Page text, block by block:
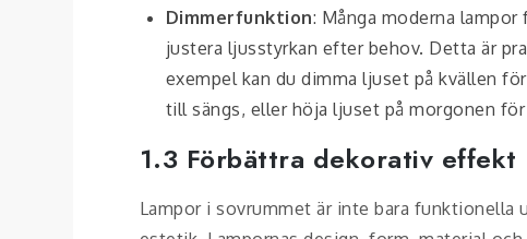
Dimmerfunktion: Många moderna
justera ljusstyrkan efter behov. Detta är
exempel kan du dimma ljuset på kvällen
till sängs, eller höja ljuset på morgonen
1.3 Förbättra dekorativ effekt
Lampor i sovrummet är inte bara